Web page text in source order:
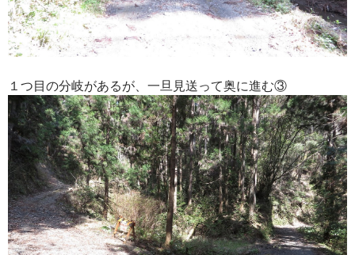
１つ目の分岐があるが、一旦見送って奥に進む③